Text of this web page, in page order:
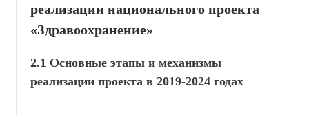
реализации национального проекта
«Здравоохранение»
2.1 Основные этапы и механизмы
реализации проекта в 2019-2024 годах